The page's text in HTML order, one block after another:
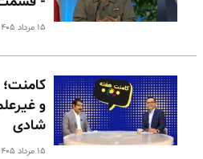
۱۵ مرداد ۱۴۰۵
و
شادی
۱۵ مرداد ۱۴۰۵